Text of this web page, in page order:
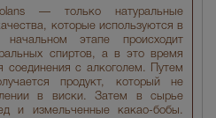
— только натуральные
которые используются в
этапе происходит
спиртов, а в это время
соединения с алкоголем. Путем
продукт, который не
в виски. Затем в сырье
и измельченные какао-бобы.